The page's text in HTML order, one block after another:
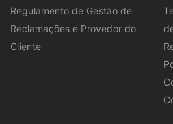
Regulamento de Gestão de
Reclamações e Provedor do
Cliente